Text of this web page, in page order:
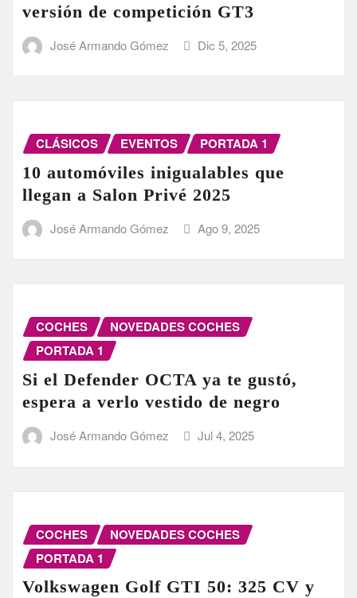
versión de competición GT3
José Armando Gómez Dic 5, 2025
CLÁSICOS EVENTOS PORTADA 1
10 automóviles inigualables que
llegan a Salon Privé 2025
José Armando Gómez Ago 9, 2025
COCHES
NOVEDADES COCHES
PORTADA 1
Si el Defender OCTA ya te gustó,
espera a verlo vestido de negro
José Armando Gómez Jul 4, 2025
COCHES
NOVEDADES COCHES
PORTADA 1
Volkswagen Golf GTI 50: 325 CV y